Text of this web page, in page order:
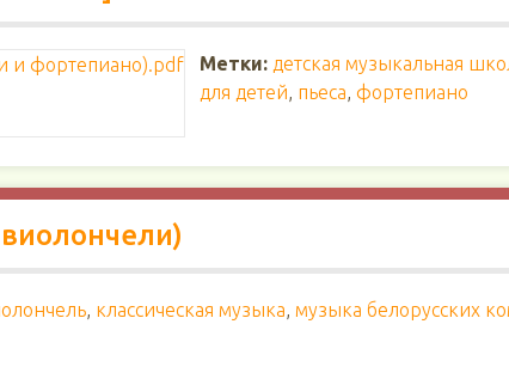
Метки: детская музыкальная
для детей, пьеса, фортепиано
, классическая музыка, музыка белорусских